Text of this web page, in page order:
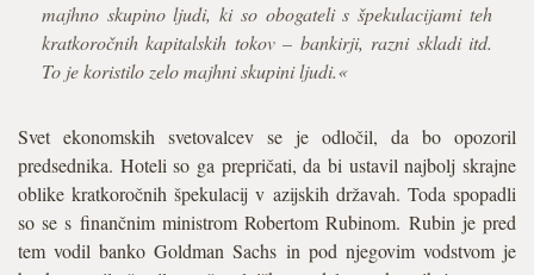
majhno skupino ljudi, ki so obogateli s špekulacijami teh
kratkoročnih kapitalskih tokov – bankirji, razni skladi itd.
To je koristilo zelo majhni skupini ljudi.«
Svet ekonomskih svetovalcev se je odločil, da bo opozoril
predsednika. Hoteli so ga prepričati, da bi ustavil najbolj skrajne
oblike kratkoročnih špekulacij v azijskih državah. Toda spopadli
so se s finančnim ministrom Robertom Rubinom. Rubin je pred
tem vodil banko Goldman Sachs in pod njegovim vodstvom je